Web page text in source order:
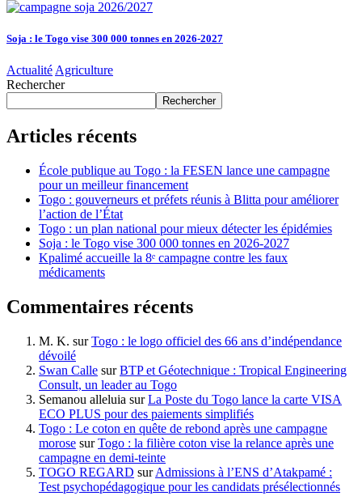
Soja : le Togo vise 300 000 tonnes en 2026-2027
Actualité Agriculture
Rechercher
Rechercher
Articles récents
École publique au Togo : la FESEN lance une campagne
pour un meilleur financement
Togo : gouverneurs et préfets réunis à Blitta pour améliorer
l’action de l’État
Togo : un plan national pour mieux détecter les épidémies
Soja : le Togo vise 300 000 tonnes en 2026-2027
Kpalimé accueille la 8ᵉ campagne contre les faux
médicaments
Commentaires récents
M. K. surTogo : le logo officiel des 66 ans d’indépendance
dévoilé
Swan Calle surBTP et Géotechnique : Tropical Engineering
Consult, un leader au Togo
Semanou alleluia surLa Poste du Togo lance la carte VISA
ECO PLUS pour des paiements simplifiés
Togo : Le coton en quête de rebond après une campagne
morose surTogo : la filière coton vise la relance après une
campagne en demi-teinte
TOGO REGARD surAdmissions à l’ENS d’Atakpamé :
Test psychopédagogique pour les candidats présélectionnés